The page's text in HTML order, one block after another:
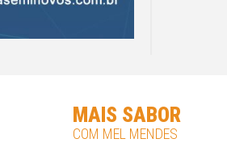
MAIS SABOR
COM MEL MENDES